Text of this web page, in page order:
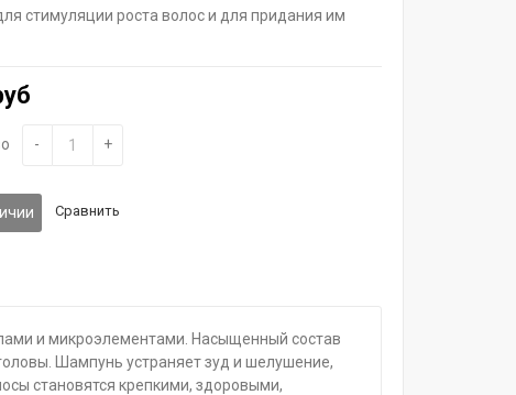
стимуляции роста волос и для придания им
- +
Сравнить
и микроэлементами. Насыщенный состав
Шампунь устраняет зуд и шелушение,
становятся крепкими, здоровыми,